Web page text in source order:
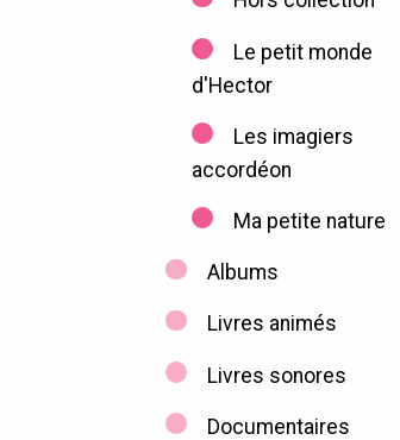
Le petit monde
d'Hector
Les imagiers
accordéon
Ma petite nature
Albums
Livres animés
Livres sonores
Documentaires